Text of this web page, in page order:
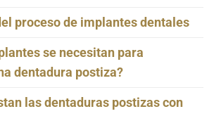
proceso de implantes dentales
se necesitan para
dentadura postiza?
las dentaduras postizas con